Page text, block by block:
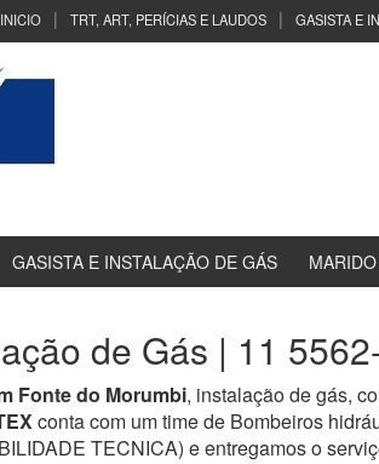
INICIO TRT, ART, PERÍCIAS E LAUDOS GASISTA E
GASISTA E INSTALAÇÃO DE GÁS
de Gás | 11
Fonte do Morumbi, instalação de gás,
conta com um time de Bombeiros
TECNICA) e entregamos o